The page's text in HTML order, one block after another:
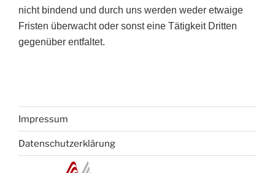
nicht bindend und durch uns werden weder etwaige
Fristen überwacht oder sonst eine Tätigkeit Dritten
gegenüber entfaltet.
Impressum
Datenschutzerklärung